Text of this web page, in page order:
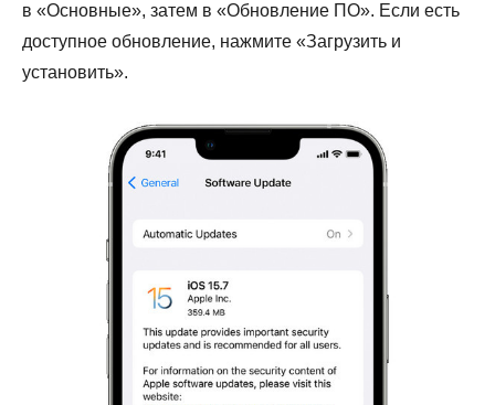
в «Основные», затем в «Обновление ПО». Если есть
доступное обновление, нажмите «Загрузить и
установить».